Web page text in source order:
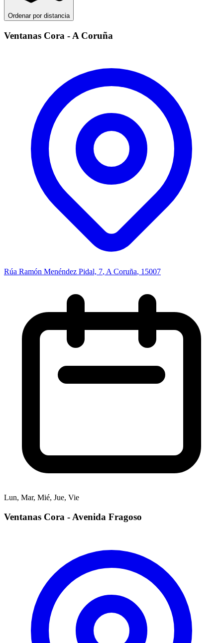
Ordenar por distancia
Ventanas Cora - A Coruña
Rúa Ramón Menéndez Pidal, 7, A Coruña, 15007
Lun, Mar, Mié, Jue, Vie
Ventanas Cora - Avenida Fragoso